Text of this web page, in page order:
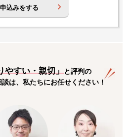
申込みをする
やすい・親切」と評判の
は、私たちにお任せください！